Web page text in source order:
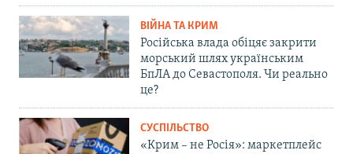
ВІЙНА ТА КРИМ
Російська влада обіцяє закрити
морський шлях українським
БпЛА до Севастополя. Чи реально
це?
СУСПІЛЬСТВО
«Крим – не Росія»: маркетплейс